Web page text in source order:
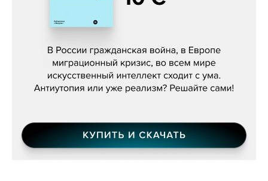
Константин Зарубин, «Наше сердце